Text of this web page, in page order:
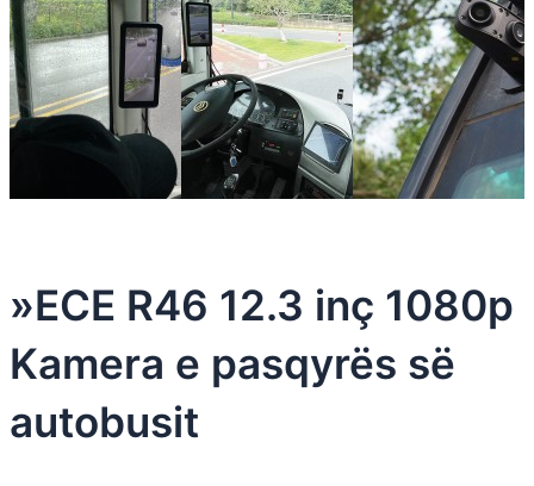
»ECE R46 12.3 inç 1080p
Kamera e pasqyrës së
autobusit